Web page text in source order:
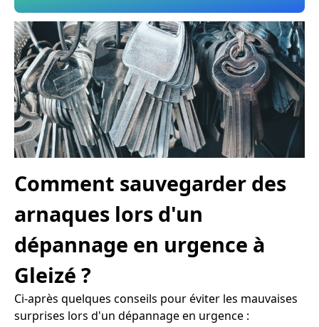
Comment sauvegarder des
arnaques lors d'un
dépannage en urgence à
Gleizé ?
Ci-après quelques conseils pour éviter les mauvaises
surprises lors d'un dépannage en urgence :